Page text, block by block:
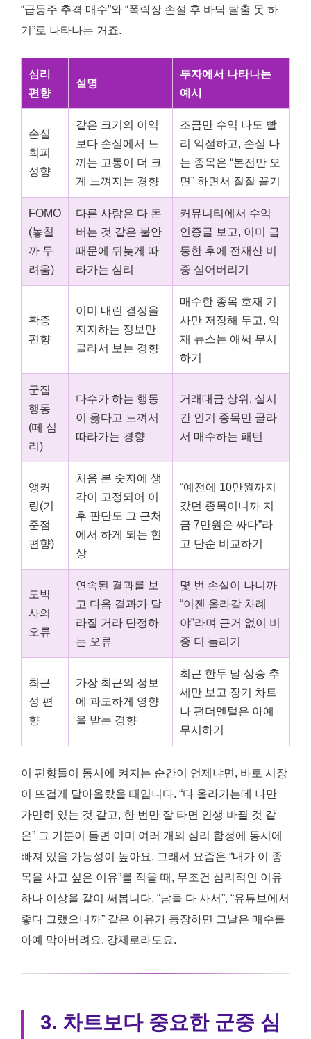
“급등주 추격 매수”와 “폭락장 손절 후 바닥 탈출 못 하
기”로 나타나는 거죠.
심리
편향
설명
투자에서 나타나는
예시
손실
회피
성향
같은 크기의 이익
보다 손실에서 느
끼는 고통이 더 크
게 느껴지는 경향
조금만 수익 나도 빨
리 익절하고, 손실 나
는 종목은 “본전만 오
면” 하면서 질질 끌기
FOMO
(놓칠
까 두
려움)
다른 사람은 다 돈
버는 것 같은 불안
때문에 뒤늦게 따
라가는 심리
커뮤니티에서 수익
인증글 보고, 이미 급
등한 후에 전재산 비
중 실어버리기
확증
편향
이미 내린 결정을
지지하는 정보만
골라서 보는 경향
매수한 종목 호재 기
사만 저장해 두고, 악
재 뉴스는 애써 무시
하기
군집
행동
(떼 심
리)
다수가 하는 행동
이 옳다고 느껴서
따라가는 경향
거래대금 상위, 실시
간 인기 종목만 골라
서 매수하는 패턴
앵커
링(기
준점
편향)
처음 본 숫자에 생
각이 고정되어 이
후 판단도 그 근처
에서 하게 되는 현
상
“예전에 10만원까지
갔던 종목이니까 지
금 7만원은 싸다”라
고 단순 비교하기
도박
사의
오류
연속된 결과를 보
고 다음 결과가 달
라질 거라 단정하
는 오류
몇 번 손실이 나니까
“이젠 올라갈 차례
야”라며 근거 없이 비
중 더 늘리기
최근
성 편
향
가장 최근의 정보
에 과도하게 영향
을 받는 경향
최근 한두 달 상승 추
세만 보고 장기 차트
나 펀더멘털은 아예
무시하기
이 편향들이 동시에 켜지는 순간이 언제냐면, 바로 시장
이 뜨겁게 달아올랐을 때입니다. “다 올라가는데 나만
가만히 있는 것 같고, 한 번만 잘 타면 인생 바뀔 것 같
은” 그 기분이 들면 이미 여러 개의 심리 함정에 동시에
빠져 있을 가능성이 높아요. 그래서 요즘은 “내가 이 종
목을 사고 싶은 이유”를 적을 때, 무조건 심리적인 이유
하나 이상을 같이 써봅니다. “남들 다 사서”, “유튜브에서
좋다 그랬으니까” 같은 이유가 등장하면 그날은 매수를
아예 막아버려요. 강제로라도요.
3. 차트보다 중요한 군중 심